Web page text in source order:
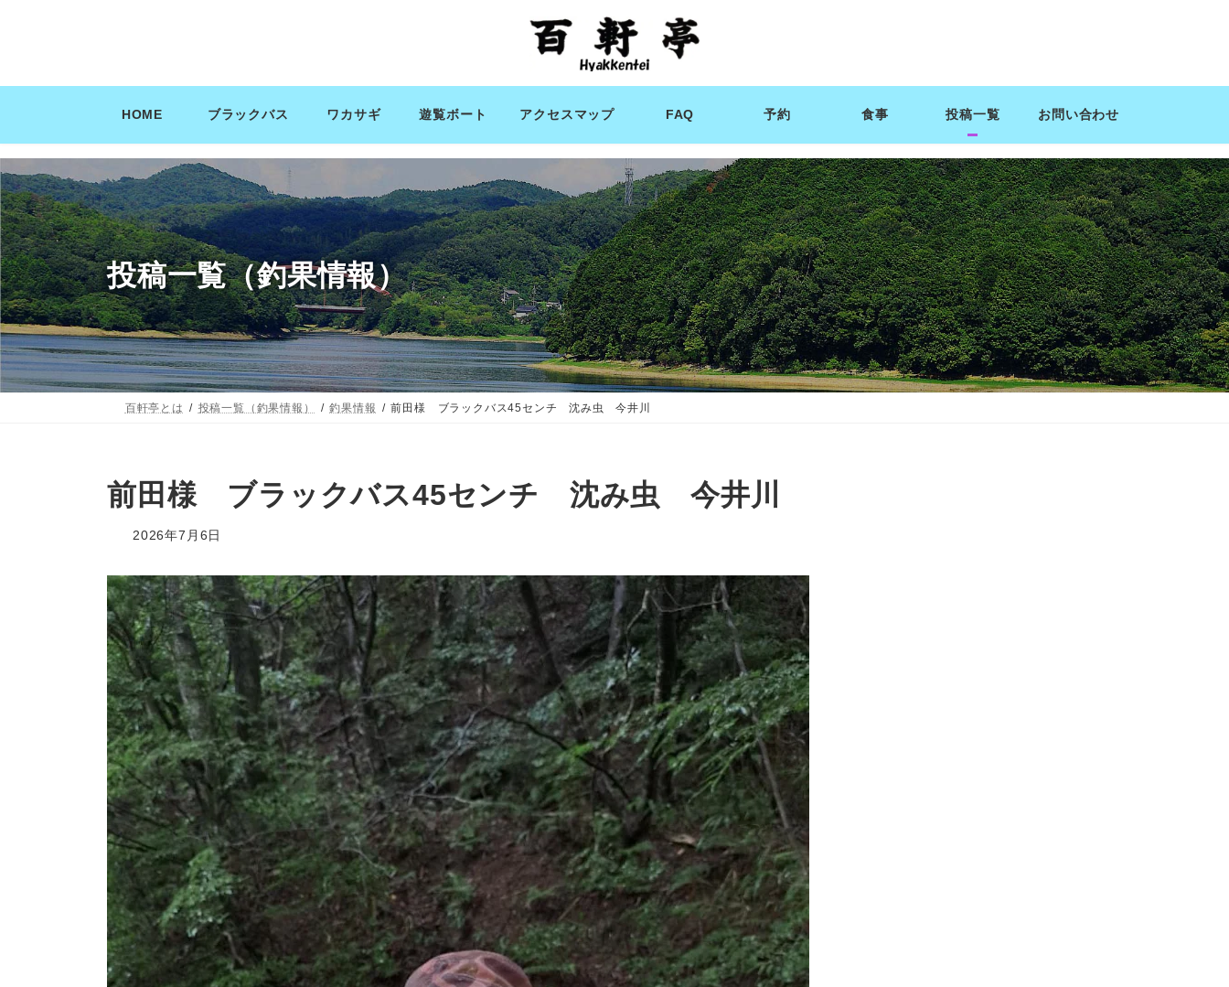
ン
ス
キ
ッ
プ
ー
ン
に
移
動
HOME ブラックバス ワカサギ 遊覧ボート アクセスマップ FAQ 予約 食事 投稿一覧 お問い合わせ
投稿一覧（釣果情報）
百軒亭とは 投稿一覧（釣果情報） 釣果情報 前田様 ブラックバス45センチ 沈み虫 今井川
前田様 ブラックバス45センチ 沈み虫 今井川
2026年7月6日